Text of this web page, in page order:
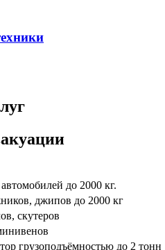
до 2000 кг.
джипов до 2000 кг
скутеров
грузоподъёмностью до 2 тонн